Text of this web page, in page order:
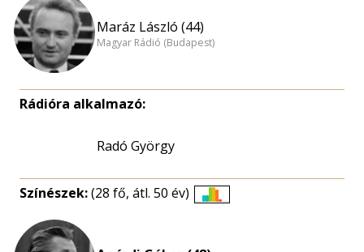
Maráz László (44)
Magyar Rádió (Budapest)
Rádióra alkalmazó:
Radó György
Színészek:(28 fő, átl. 50 év)